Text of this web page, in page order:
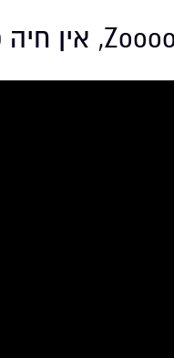
Zoooo, אין חיה כזוווו